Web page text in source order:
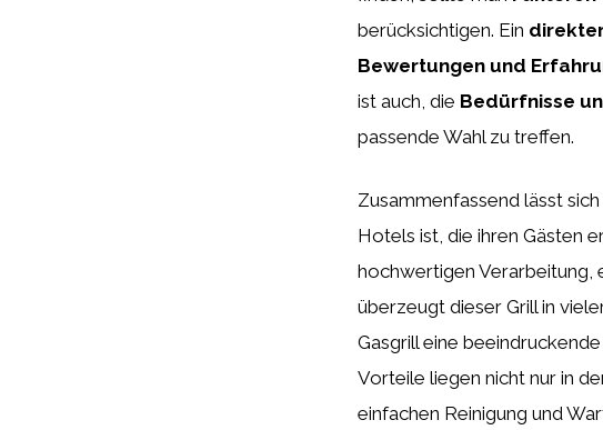
berücksichtigen. Ein
Bewertungen und
ist auch, die Bedürfnisse
passende Wahl zu treffen.
Zusammenfassend lässt
Hotels ist, die ihren Gästen
hochwertigen Verarbeitung,
überzeugt dieser Grill in
Gasgrill eine
Vorteile liegen nicht nur in
einfachen Reinigung und